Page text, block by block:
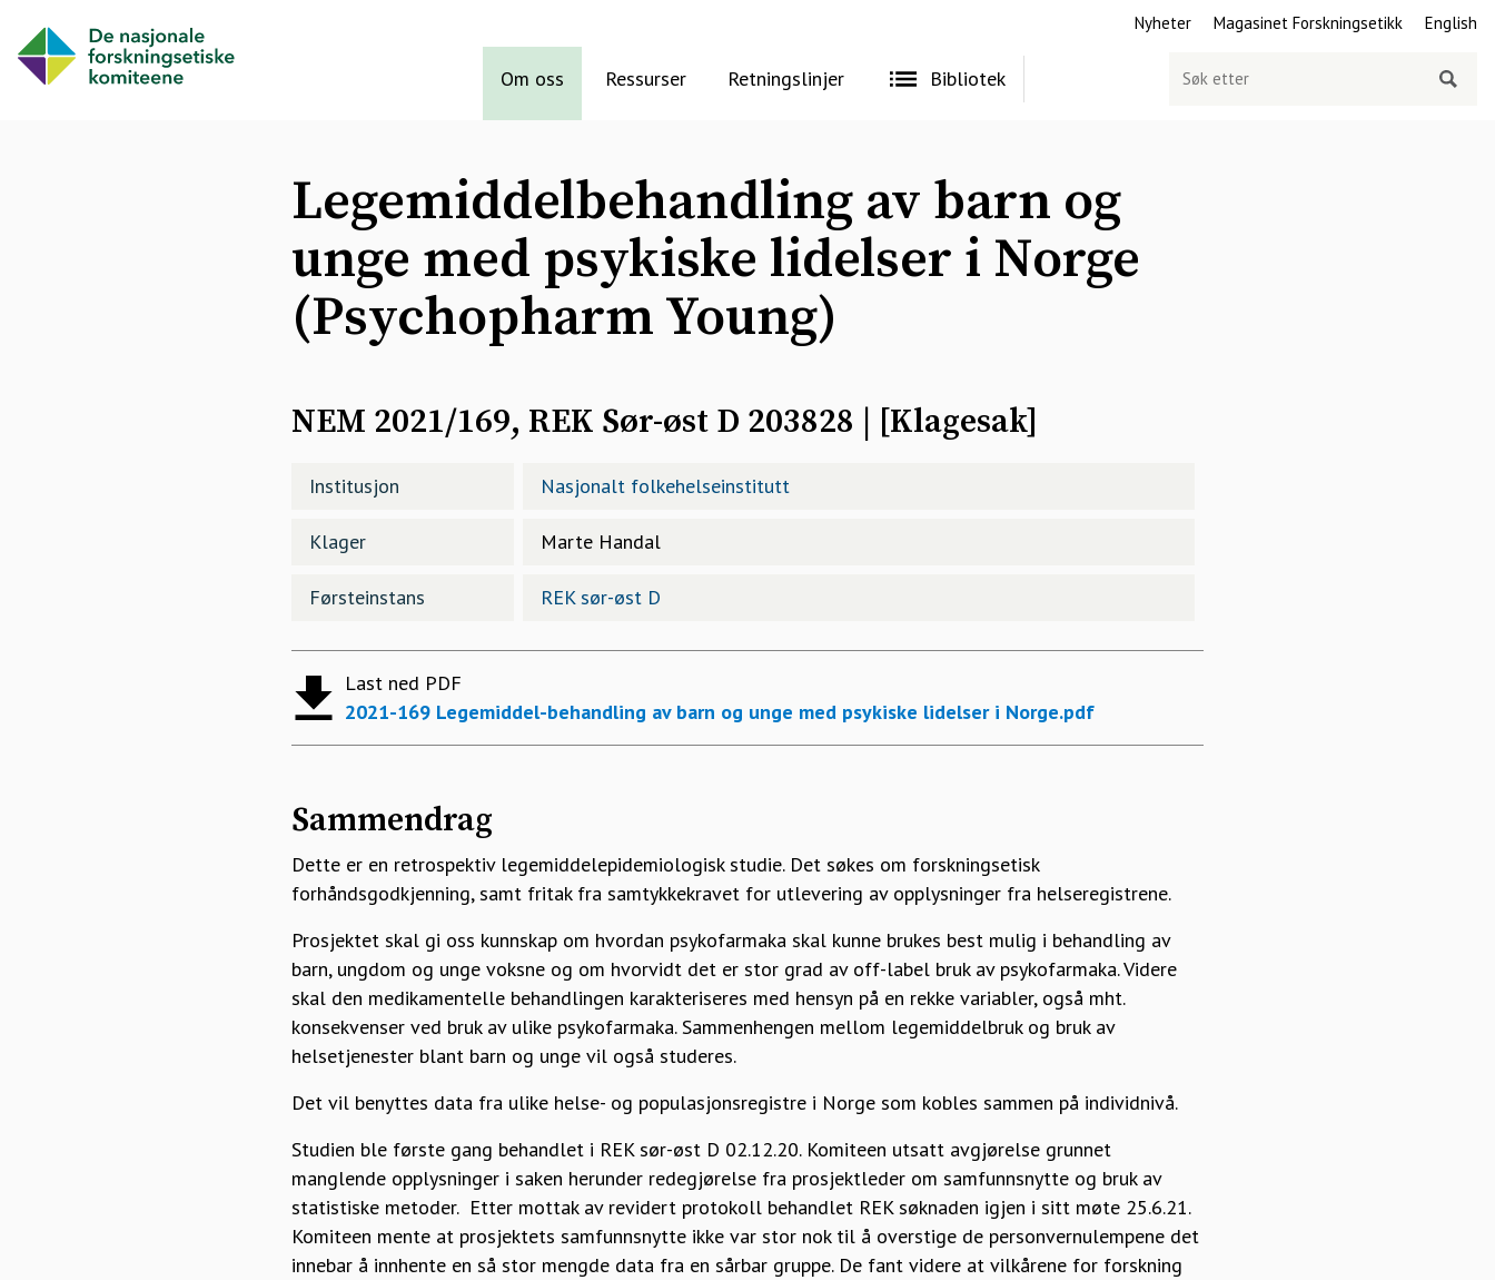
Nyheter Magasinet Forskningsetikk English
Om oss Ressurser Retningslinjer Bibliotek
Søk
Legemiddelbehandling av barn og
unge med psykiske lidelser i Norge
(Psychopharm Young)
NEM 2021/169, REK Sør-øst D 203828 | [Klagesak]
Institusjon Nasjonalt folkehelseinstitutt
Klager Marte Handal
Førsteinstans REK sør-øst D
Last ned PDF
2021-169 Legemiddel-behandling av barn og unge med psykiske lidelser i Norge.pdf
Sammendrag
Dette er en retrospektiv legemiddelepidemiologisk studie. Det søkes om forskningsetisk
forhåndsgodkjenning, samt fritak fra samtykkekravet for utlevering av opplysninger fra helseregistrene.
Prosjektet skal gi oss kunnskap om hvordan psykofarmaka skal kunne brukes best mulig i behandling av
barn, ungdom og unge voksne og om hvorvidt det er stor grad av off-label bruk av psykofarmaka. Videre
skal den medikamentelle behandlingen karakteriseres med hensyn på en rekke variabler, også mht.
konsekvenser ved bruk av ulike psykofarmaka. Sammenhengen mellom legemiddelbruk og bruk av
helsetjenester blant barn og unge vil også studeres.
Det vil benyttes data fra ulike helse- og populasjonsregistre i Norge som kobles sammen på individnivå.
Studien ble første gang behandlet i REK sør-øst D 02.12.20. Komiteen utsatt avgjørelse grunnet
manglende opplysninger i saken herunder redegjørelse fra prosjektleder om samfunnsnytte og bruk av
statistiske metoder. Etter mottak av revidert protokoll behandlet REK søknaden igjen i sitt møte 25.6.21.
Komiteen mente at prosjektets samfunnsnytte ikke var stor nok til å overstige de personvernulempene det
innebar å innhente en så stor mengde data fra en sårbar gruppe. De fant videre at vilkårene for forskning